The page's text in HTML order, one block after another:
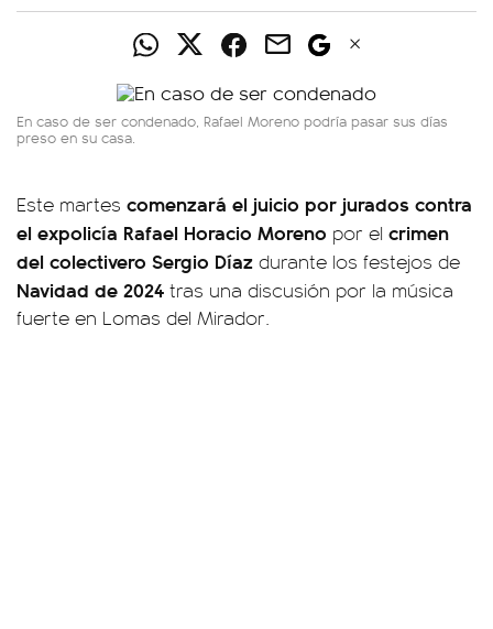
En caso de ser condenado, Rafael Moreno podría pasar sus días
preso en su casa.
Este martes comenzará el juicio por jurados contra
el expolicía Rafael Horacio Moreno por el crimen
del colectivero Sergio Díaz durante los festejos de
Navidad de 2024 tras una discusión por la música
fuerte en Lomas del Mirador.